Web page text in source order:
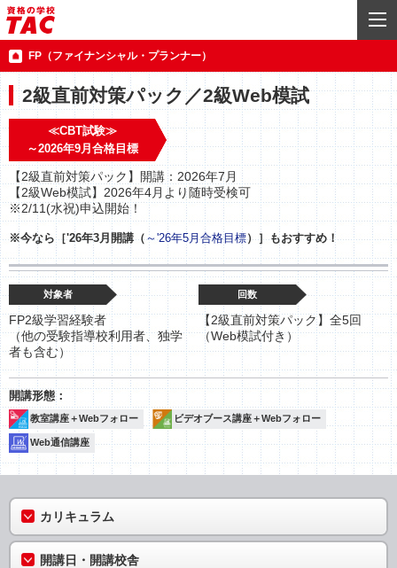
FP（ファイナンシャル・プランナー）
2級直前対策パック／2級Web模試
≪CBT試験≫
～2026年9月合格目標
【2級直前対策パック】開講：2026年7月
【2級Web模試】2026年4月より随時受検可
※2/11(水祝)申込開始！
※今なら［'26年3月開講（～'26年5月合格目標）］もおすすめ！
対象者
FP2級学習経験者
（他の受験指導校利用者、独学
者も含む）
回数
【2級直前対策パック】全5回
（Web模試付き）
教室講座＋Webフォロー ビデオブース講座＋Webフォロー
Web通信講座
カリキュラム
開講日・開講校舎